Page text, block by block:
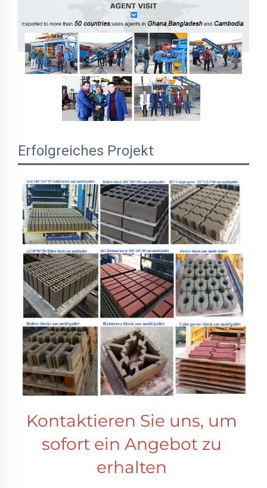
Erfolgreiches Projekt
Kontaktieren Sie uns, um
sofort ein Angebot zu
erhalten